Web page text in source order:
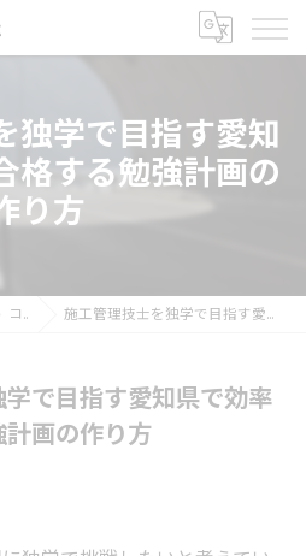
独学で目指す愛知
格する勉強計画の
り方
コラム 施工管理技士を独学で目指す愛知県で効率的に合格する勉強計画の作り方
で目指す愛知県で効率
画の作り方